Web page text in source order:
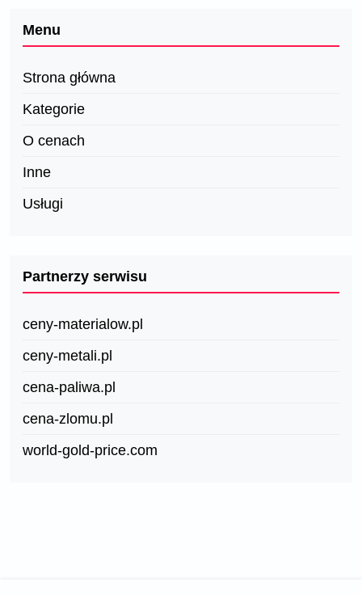
Menu
Strona główna
Kategorie
O cenach
Inne
Usługi
Partnerzy serwisu
ceny-materialow.pl
ceny-metali.pl
cena-paliwa.pl
cena-zlomu.pl
world-gold-price.com